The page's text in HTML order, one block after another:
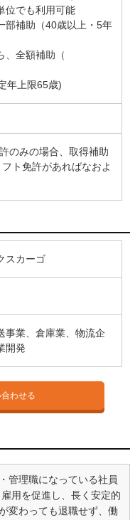
位でも利用可能
部補助（40歳以上・5年
ら、全額補助（
年上限65歳)
のみの場合、取得補助
ト免許があればなおよ
スカーゴ
事業、倉庫業、物流企
開発
わせる
管理職になっている社員
用を促進し、長く安定的
変わっても退職せず、働